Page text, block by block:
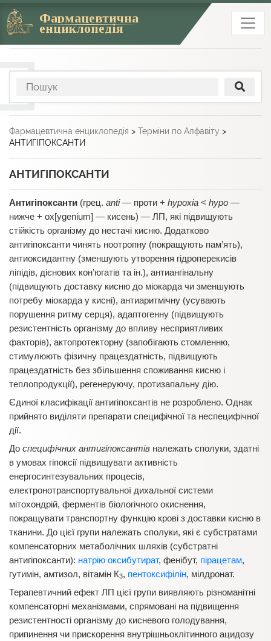
Фармацевтична
енциклопедія
Фармацевтична енциклопедія > Терміни по Алфавіту >
АНТИГІПОКСАНТИ
АНТИГІПОКСАНТИ
Антигіпоксанти (грец. anti— проти + hypoxia < hypo —
нижче + ox[ygenium] — кисень) — ЛП, які підвищують
стійкість організму до нестачі кисню. Додатково
антигіпоксанти чинять ноотропну (покращують пам’ять),
антиоксидантну (зменшують утворення гідроперекисів
ліпідів, дієнових кон’югатів та ін.), антиангінальну
(підвищують доставку кисню до міокарда чи зменшують
потребу міокарда у кисні), антиаритмічну (усувають
порушення ритму серця), адаптогенну (підвищують
резистентність організму до впливу несприятливих
факторів), актопротекторну (запобігають стомленню,
стимулюють фізичну працездатність, підвищують
працездатність без збільшення споживання кисню і
теплопродукції), регенеруючу, протизапальну дію.
Єдиної класифікації антигіпоксантів не розроблено. Однак
прийнято виділяти препарати специфічної та неспецифічної
дії.
До специфічних антигіпоксантів належать сполуки, здатні
в умовах гіпоксії підвищувати активність
енергосинтезувальних процесів,
електронотранспортувальної дихальної системи
мітохондрій, ферментів біологічного окиснення,
покращувати транспортну функцію крові з доставки кисню в
тканини. До цієї групи належать сполуки, які є субстратами
компенсаторних метаболічних шляхів (субстратні
антигіпоксанти): натрію оксибутират, фенібут, пірацетам,
гутимін, амтизол, вітамін К3, пентоксифілін, мілдронат.
Терапевтичний ефект ЛП цієї групи виявляють різноманітні
компенсаторні механізмами, спрямовані на підвищення
резистентності організму до кисневого голодування,
припинення чи прискорення внутрішньоклітинного ацидозу